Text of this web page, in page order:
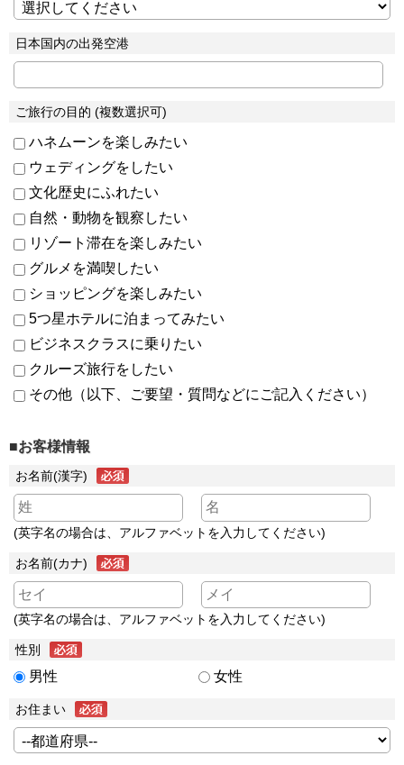
日本国内の出発空港
ご旅行の目的 (複数選択可)
ハネムーンを楽しみたい
ウェディングをしたい
文化歴史にふれたい
自然・動物を観察したい
リゾート滞在を楽しみたい
グルメを満喫したい
ショッピングを楽しみたい
5つ星ホテルに泊まってみたい
ビジネスクラスに乗りたい
クルーズ旅行をしたい
その他（以下、ご要望・質問などにご記入ください）
■お客様情報
お名前(漢字)
(英字名の場合は、アルファベットを入力してください)
お名前(カナ)
(英字名の場合は、アルファベットを入力してください)
性別
男性 女性
お住まい